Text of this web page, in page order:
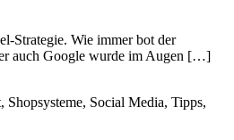
Strategie. Wie immer bot der
auch Google wurde im Augen […]
Social Media, Tipps,